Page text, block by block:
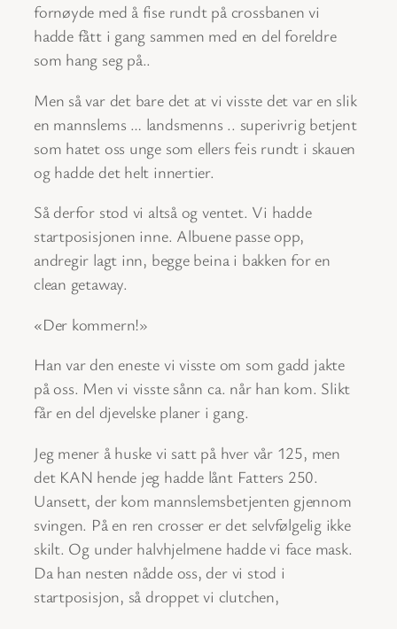
fornøyde med å fise rundt på crossbanen vi
hadde fått i gang sammen med en del foreldre
som hang seg på..
Men så var det bare det at vi visste det var en slik
en mannslems … landsmenns .. superivrig betjent
som hatet oss unge som ellers feis rundt i skauen
og hadde det helt innertier.
Så derfor stod vi altså og ventet. Vi hadde
startposisjonen inne. Albuene passe opp,
andregir lagt inn, begge beina i bakken for en
clean getaway.
«Der kommern!»
Han var den eneste vi visste om som gadd jakte
på oss. Men vi visste sånn ca. når han kom. Slikt
får en del djevelske planer i gang.
Jeg mener å huske vi satt på hver vår 125, men
det KAN hende jeg hadde lånt Fatters 250.
Uansett, der kom mannslemsbetjenten gjennom
svingen. På en ren crosser er det selvfølgelig ikke
skilt. Og under halvhjelmene hadde vi face mask.
Da han nesten nådde oss, der vi stod i
startposisjon, så droppet vi clutchen,